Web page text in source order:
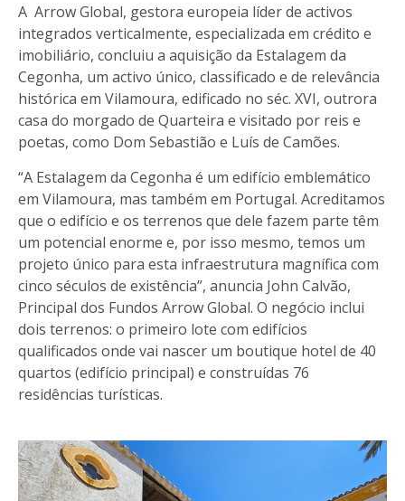
A Arrow Global, gestora europeia líder de activos
integrados verticalmente, especializada em crédito e
imobiliário, concluiu a aquisição da Estalagem da
Cegonha, um activo único, classificado e de relevância
histórica em Vilamoura, edificado no séc. XVI, outrora
casa do morgado de Quarteira e visitado por reis e
poetas, como Dom Sebastião e Luís de Camões.
“A Estalagem da Cegonha é um edifício emblemático
em Vilamoura, mas também em Portugal. Acreditamos
que o edifício e os terrenos que dele fazem parte têm
um potencial enorme e, por isso mesmo, temos um
projeto único para esta infraestrutura magnífica com
cinco séculos de existência”, anuncia John Calvão,
Principal dos Fundos Arrow Global. O negócio inclui
dois terrenos: o primeiro lote com edifícios
qualificados onde vai nascer um boutique hotel de 40
quartos (edifício principal) e construídas 76
residências turísticas.